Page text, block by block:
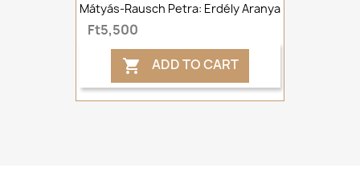
Mátyás-Rausch Petra: Erdély Aranya
Ft5,500
 ADD TO CART